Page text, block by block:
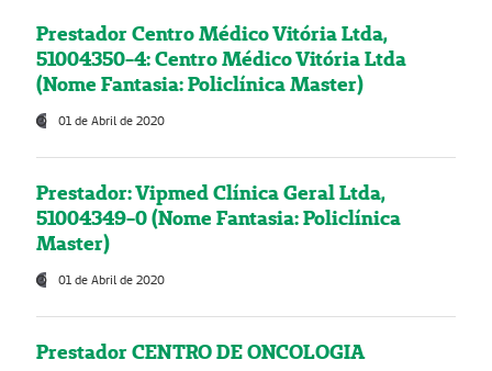
Prestador Centro Médico Vitória Ltda,
51004350-4: Centro Médico Vitória Ltda
(Nome Fantasia: Policlínica Master)
01 de Abril de 2020
Prestador: Vipmed Clínica Geral Ltda,
51004349-0 (Nome Fantasia: Policlínica
Master)
01 de Abril de 2020
Prestador CENTRO DE ONCOLOGIA